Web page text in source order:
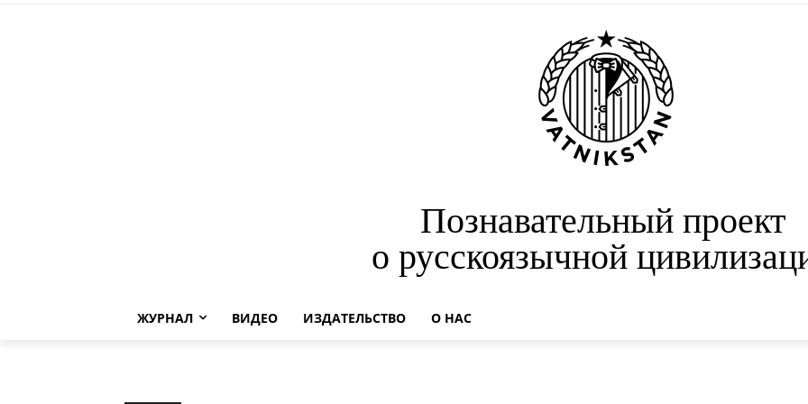
Познавательный проект
о русскоязычной
ЖУРНАЛ ВИДЕО ИЗДАТЕЛЬСТВО О НАС